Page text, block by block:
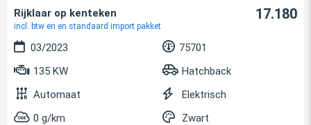
Rijklaar op kenteken
incl. btw en en standaard import pakket
17.180
03/2023
75701
135 KW
Hatchback
Automaat
Elektrisch
0 g/km
Zwart